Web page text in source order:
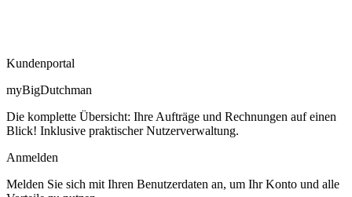
Kundenportal
myBigDutchman
Die komplette Übersicht: Ihre Aufträge und Rechnungen auf einen
Blick! Inklusive praktischer Nutzerverwaltung.
Anmelden
Melden Sie sich mit Ihren Benutzerdaten an, um Ihr Konto und alle